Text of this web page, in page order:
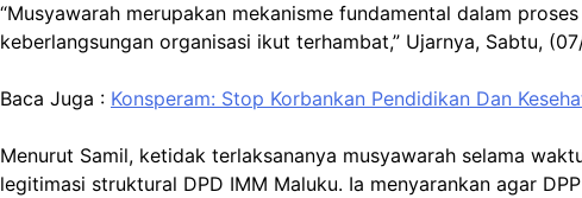
“Musyawarah merupakan mekanisme fundamental dalam
keberlangsungan organisasi ikut terhambat,” Ujarnya, Sabtu,
Baca Juga : Konsperam: Stop Korbankan Pendidikan Dan
Menurut Samil, ketidak terlaksananya musyawarah selama
legitimasi struktural DPD IMM Maluku. Ia menyarankan agar